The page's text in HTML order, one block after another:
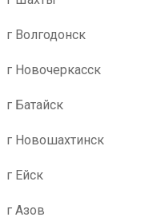
г Волгодонск
г Новочеркасск
г Батайск
г Новошахтинск
г Ейск
г Азов